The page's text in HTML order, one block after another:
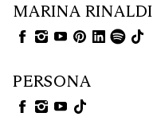
MARINA RINALDI
PERSONA